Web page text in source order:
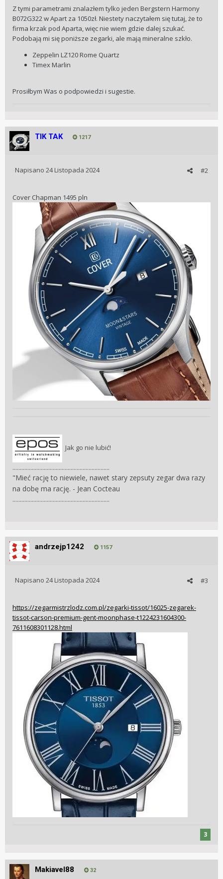
Z tymi parametrami znalazłem tylko jeden Bergstern Harmony
B072G322 w Apart za 1050zł. Niestety naczytałem się tutaj, że to
firma krzak pod Aparta, więc nie wiem gdzie dalej szukać.
Podobają mi się poniższe zegarki, ale mają mineralne szkło.
Zeppelin LZ120 Rome Quartz
Timex Marlin
Prosiłbym Was o podpowiedzi i sugestie.
TIK TAK 1217
#2
Napisano 24 Listopada 2024
Cover Chapman 1495 pln
Jak go nie lubić!
.................................................................
"Mieć rację to niewiele, nawet stary zepsuty zegar dwa razy
na dobę ma rację. - Jean Cocteau
.................................................................
andrzejp1242 1157
#3
Napisano 24 Listopada 2024
https://zegarmistrzlodz.com.pl/zegarki-tissot/16025-zegarek-
tissot-carson-premium-gent-moonphase-t1224231604300-
7611608301128.html
3
Makiavel88 32